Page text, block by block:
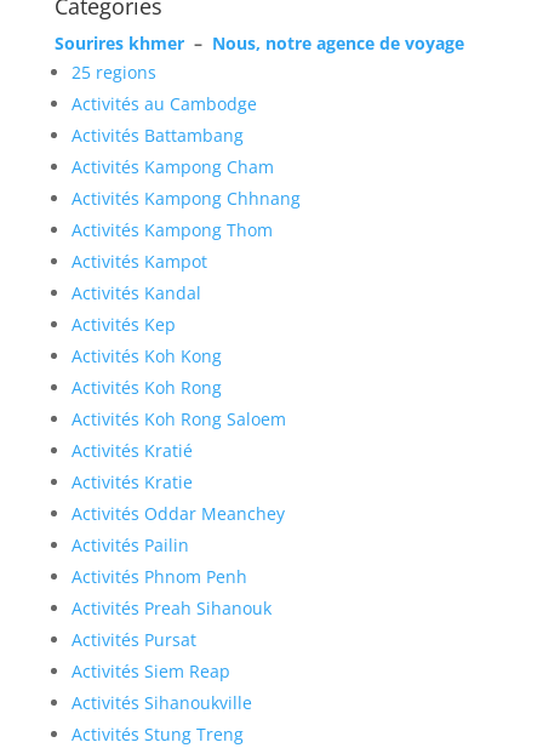
Categories
Sourires khmer– Nous, notre agence de voyage
25 regions
Activités au Cambodge
Activités Battambang
Activités Kampong Cham
Activités Kampong Chhnang
Activités Kampong Thom
Activités Kampot
Activités Kandal
Activités Kep
Activités Koh Kong
Activités Koh Rong
Activités Koh Rong Saloem
Activités Kratié
Activités Kratie
Activités Oddar Meanchey
Activités Pailin
Activités Phnom Penh
Activités Preah Sihanouk
Activités Pursat
Activités Siem Reap
Activités Sihanoukville
Activités Stung Treng